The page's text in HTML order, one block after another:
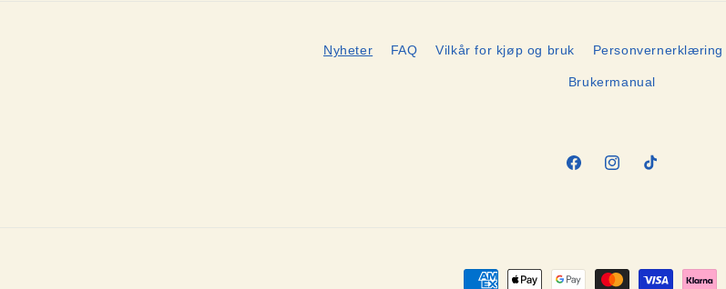
Nyheter FAQ Vilkår for kjøp og bruk Personvernerklæring
Brukermanual
FacebookInstagramTikTok
Betalingsmåter